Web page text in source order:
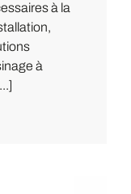
à la
à